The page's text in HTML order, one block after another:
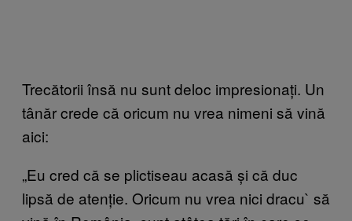
Trecătorii însă nu sunt deloc impresionați. Un
tânăr crede că oricum nu vrea nimeni să vină
aici:
„Eu cred că se plictiseau acasă și că duc
lipsă de atenție. Oricum nu vrea nici dracu` să